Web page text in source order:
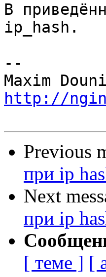
В
ip_hash.
--
http://
Previous
при ip
Next
при ip
[ теме ] [